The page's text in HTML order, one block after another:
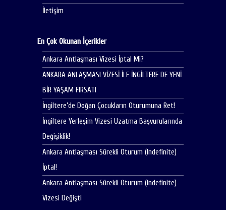
İletişim
En Çok Okunan İçerikler
Ankara Antlaşması Vizesi İptal Mi?
ANKARA ANLAŞMASI VİZESİ İLE İNGİLTERE DE YENİ
BİR YAŞAM FIRSATI
İngiltere’de Doğan Çocukların Oturumuna Ret!
İngiltere Yerleşim Vizesi Uzatma Başvurularında
Değişiklik!
Ankara Antlaşması Sürekli Oturum (Indefinite)
İptal!
Ankara Antlaşması Sürekli Oturum (Indefinite)
Vizesi Değişti